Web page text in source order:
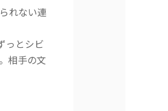
れない連
っとシビ
相手の文